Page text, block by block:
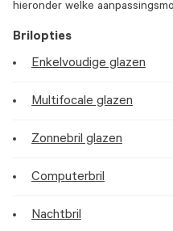
hieronder welke
Brilopties
Enkelvoudige glazen
Multifocale glazen
Zonnebril glazen
Computerbril
Nachtbril